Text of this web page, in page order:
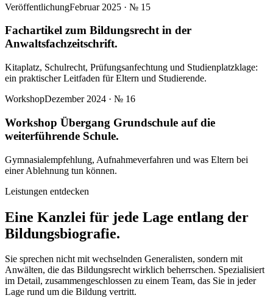
VeröffentlichungFebruar 2025 · № 15
Fachartikel zum Bildungsrecht in der
Anwaltsfachzeitschrift.
Kitaplatz, Schulrecht, Prüfungsanfechtung und Studienplatzklage:
ein praktischer Leitfaden für Eltern und Studierende.
WorkshopDezember 2024 · № 16
Workshop Übergang Grundschule auf die
weiterführende Schule.
Gymnasialempfehlung, Aufnahmeverfahren und was Eltern bei
einer Ablehnung tun können.
Leistungen entdecken
Eine Kanzlei für jede Lage entlang der
Bildungsbiografie.
Sie sprechen nicht mit wechselnden Generalisten, sondern mit
Anwälten, die das Bildungsrecht wirklich beherrschen. Spezialisiert
im Detail, zusammengeschlossen zu einem Team, das Sie in jeder
Lage rund um die Bildung vertritt.